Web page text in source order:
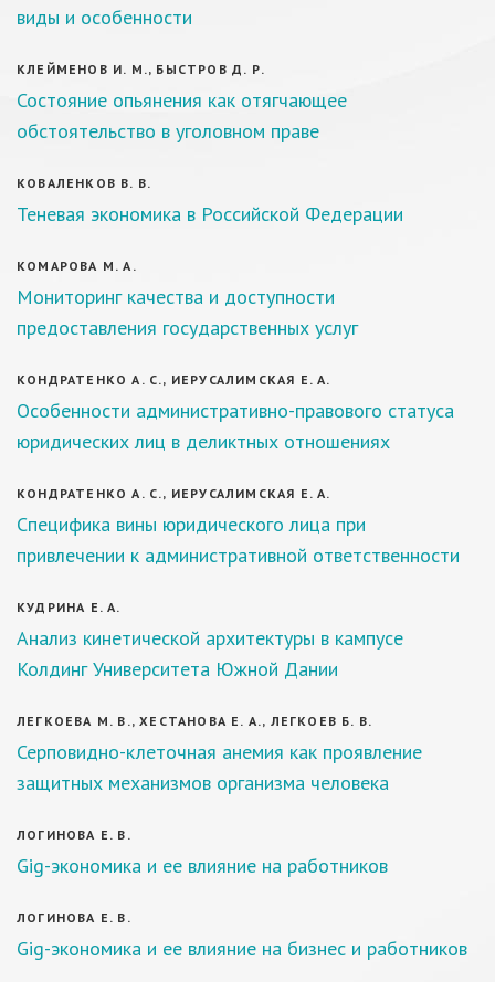
виды и особенности
КЛЕЙМЕНОВ И. М., БЫСТРОВ Д. Р.
Состояние опьянения как отягчающее
обстоятельство в уголовном праве
КОВАЛЕНКОВ В. В.
Теневая экономика в Российской Федерации
КОМАРОВА М. А.
Мониторинг качества и доступности
предоставления государственных услуг
КОНДРАТЕНКО А. С., ИЕРУСАЛИМСКАЯ Е. А.
Особенности административно-правового статуса
юридических лиц в деликтных отношениях
КОНДРАТЕНКО А. С., ИЕРУСАЛИМСКАЯ Е. А.
Специфика вины юридического лица при
привлечении к административной ответственности
КУДРИНА Е. А.
Анализ кинетической архитектуры в кампусе
Колдинг Университета Южной Дании
ЛЕГКОЕВА М. В., ХЕСТАНОВА Е. А., ЛЕГКОЕВ Б. В.
Серповидно-клеточная анемия как проявление
защитных механизмов организма человека
ЛОГИНОВА Е. В.
Gig-экономика и ее влияние на работников
ЛОГИНОВА Е. В.
Gig-экономика и ее влияние на бизнес и работников